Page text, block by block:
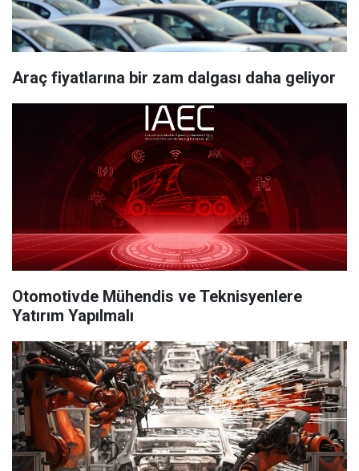
Araç fiyatlarına bir zam dalgası daha geliyor
Otomotivde Mühendis ve Teknisyenlere
Yatırım Yapılmalı